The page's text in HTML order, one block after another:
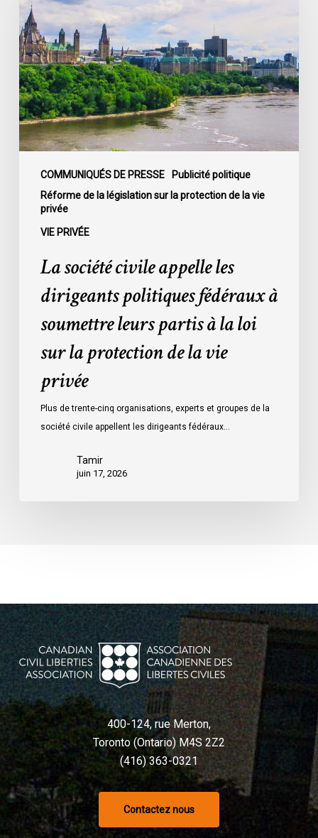
COMMUNIQUÉS DE PRESSE
Publicité politique
Réforme de la législation sur la protection de la vie
privée
VIE PRIVÉE
civile
appelle
les
dirigeants
politiques
fédéraux
à
soumettre
leurs
partis
protection
privée
La société civile appelle les
dirigeants politiques fédéraux à
soumettre leurs partis à la loi
sur la protection de la vie
privée
Plus de trente-cinq organisations, experts et groupes de la
société civile appellent les dirigeants fédéraux…
Tamir
juin 17, 2026
400-124, rue Merton,
Toronto (Ontario) M4S 2Z2
(416) 363-0321
Contactez nous